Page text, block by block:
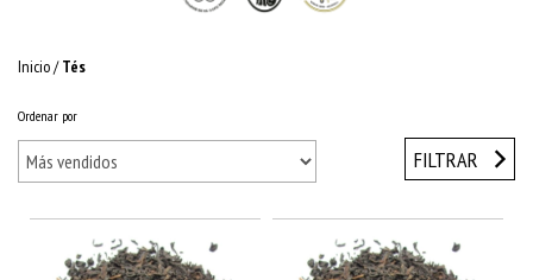
Inicio/ Tés
Ordenar por
FILTRAR